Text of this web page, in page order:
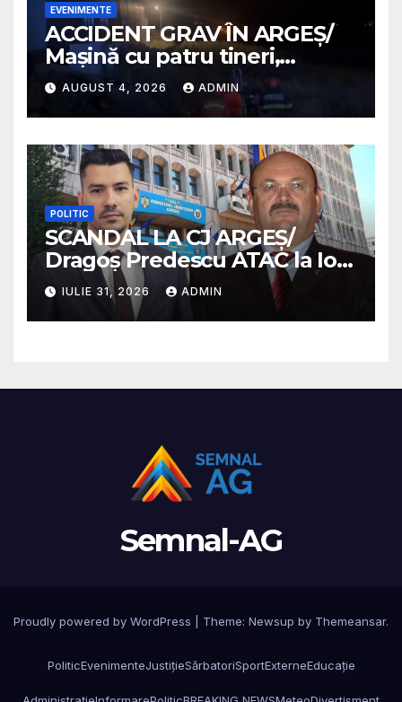
EVENIMENTE
ACCIDENT GRAV ÎN ARGEȘ/
Mașină cu patru tineri,
răsturnată pe un câmp la
Micești/ Doi sunt în stare
gravă
AUGUST 4, 2026 ADMIN
POLITIC
SCANDAL LA CJ ARGEȘ/
Dragoș Predescu ATAC la Ion
Mînzînă/ „PSD a instaurat
cenzura la Consiliul Județean
Argeș”
IULIE 31, 2026 ADMIN
Semnal-AG
Proudly powered by WordPress Theme: Newsup by Themeansar.
PoliticEvenimenteJustițieSărbatoriSportExterneEducație